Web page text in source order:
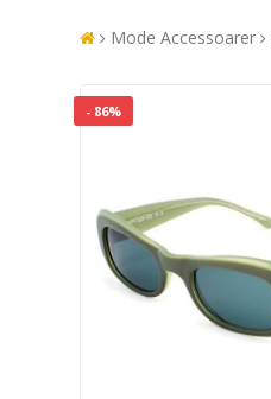
Mode Accessoarer
- 86%